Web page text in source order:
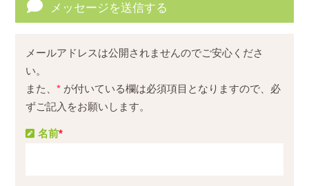
メッセージを送信する
メールアドレスは公開されませんのでご安心くださ
い。
また、* が付いている欄は必須項目となりますので、必
ずご記入をお願いします。
名前*